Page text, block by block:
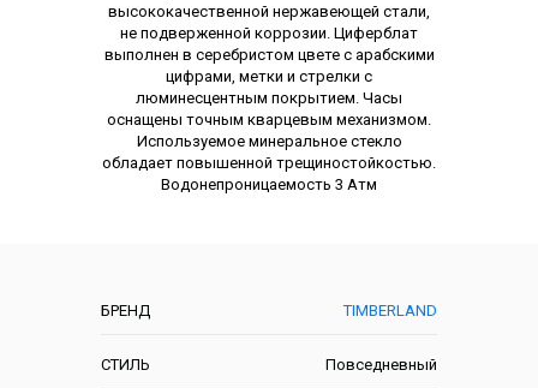
БРЕНД TIMBERLAND
СТИЛЬ Повседневный
высококачественной нержавеющей стали,
не подверженной коррозии. Циферблат
выполнен в серебристом цвете с арабскими
цифрами, метки и стрелки с
люминесцентным покрытием. Часы
оснащены точным кварцевым механизмом.
Используемое минеральное стекло
обладает повышенной трещиностойкостью.
Водонепроницаемость 3 Атм